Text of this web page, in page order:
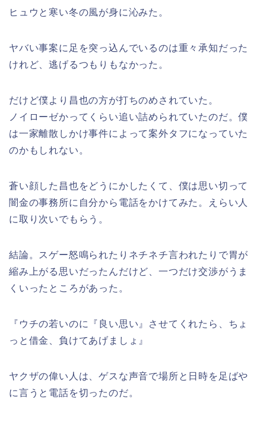
ヒュウと寒い冬の風が身に沁みた。
ヤバい事案に足を突っ込んでいるのは重々承知だった
けれど、逃げるつもりもなかった。
だけど僕より昌也の方が打ちのめされていた。
ノイローゼかってくらい追い詰められていたのだ。僕
は一家離散しかけ事件によって案外タフになっていた
のかもしれない。
蒼い顔した昌也をどうにかしたくて、僕は思い切って
闇金の事務所に自分から電話をかけてみた。えらい人
に取り次いでもらう。
結論。スゲー怒鳴られたりネチネチ言われたりで胃が
縮み上がる思いだったんだけど、一つだけ交渉がうま
くいったところがあった。
『ウチの若いのに『良い思い』させてくれたら、ちょ
っと借金、負けてあげましょ』
ヤクザの偉い人は、ゲスな声音で場所と日時を足ばや
に言うと電話を切ったのだ。